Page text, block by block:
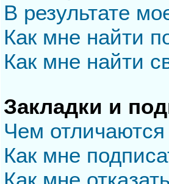
В результате
Как мне найти
Как мне найти
Закладки и
Чем отличаются
Как мне